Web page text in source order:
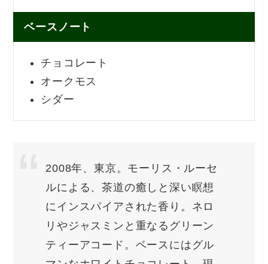
ベースノート
チョコレート
オークモス
シダー
2008年、東京。モーリス・ルーセ
ルによる、茶道の癒しと深い瞑想
にインスパイアされた香り。ネロ
リやジャスミンと重なるグリーン
ティーアコード。ベースにはグル